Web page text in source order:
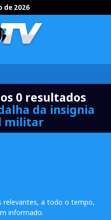
de 2026
0 resultados
da insignia
militar
relevantes, a todo o tempo,
informado.